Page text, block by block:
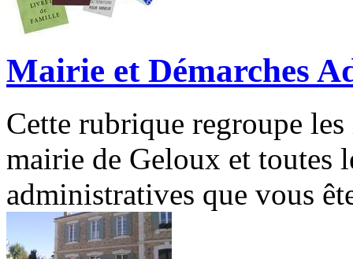
Mairie et Démarches
Cette rubrique regroupe
mairie de Geloux et toutes
administratives que vous